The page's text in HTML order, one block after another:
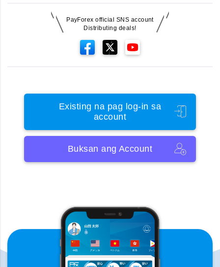
PayForex official SNS account
Distributing deals!
Existing na pag log-in sa
account
Buksan ang Account